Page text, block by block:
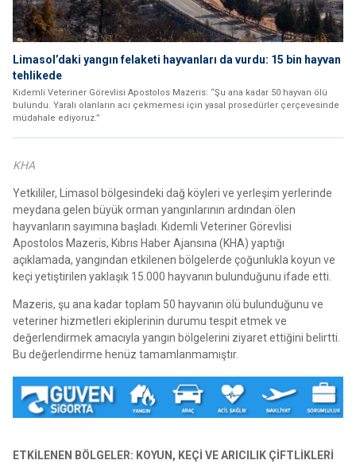
Limasol’daki yangın felaketi hayvanları da vurdu: 15 bin hayvan
tehlikede
Kıdemli Veteriner Görevlisi Apostolos Mazeris: “Şu ana kadar 50 hayvan ölü
bulundu. Yaralı olanların acı çekmemesi için yasal prosedürler çerçevesinde
müdahale ediyoruz.”
KHA
Yetkililer, Limasol bölgesindeki dağ köyleri ve yerleşim yerlerinde
meydana gelen büyük orman yangınlarının ardından ölen
hayvanların sayımına başladı. Kıdemli Veteriner Görevlisi
Apostolos Mazeris, Kıbrıs Haber Ajansına (KHA) yaptığı
açıklamada, yangından etkilenen bölgelerde çoğunlukla koyun ve
keçi yetiştirilen yaklaşık 15.000 hayvanın bulunduğunu ifade etti.
Mazeris, şu ana kadar toplam 50 hayvanın ölü bulunduğunu ve
veteriner hizmetleri ekiplerinin durumu tespit etmek ve
değerlendirmek amacıyla yangın bölgelerini ziyaret ettiğini belirtti.
Bu değerlendirme henüz tamamlanmamıştır.
ETKİLENEN BÖLGELER: KOYUN, KEÇİ VE ARICILIK ÇİFTLİKLERİ